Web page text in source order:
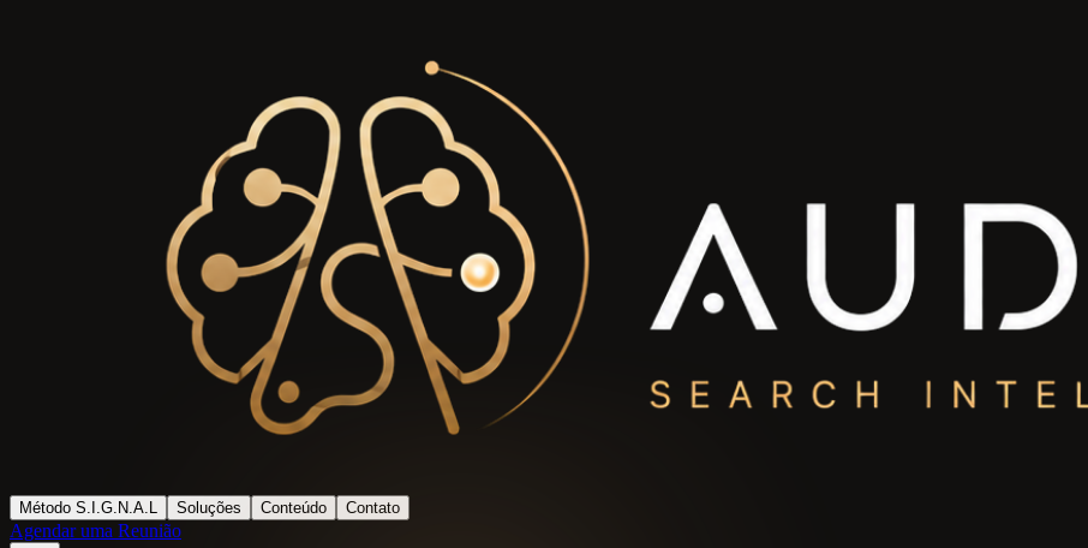
Método S.I.G.N.A.L Soluções Conteúdo Contato
Agendar uma Reunião